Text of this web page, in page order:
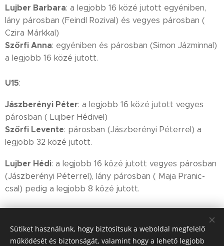
Lujber Barbara: a legjobb 16 közé jutott egyéniben,
lány párosban (Feindl Rozival) és vegyes párosban (
Czira Márkkal)
Szőrfi Anna: egyéniben és párosban (Simon Jázminnal)
a legjobb 16 közé jutott.
U15:
Jászberényi Péter: a legjobb 16 közé jutott vegyes
párosban ( Lujber Hédivel)
Szőrfi Levente: párosban (Jászberényi Péterrel) a
legjobb 32 közé jutott.
Lujber Hédi: a legjobb 16 közé jutott vegyes párosban
(Jászberényi Péterrel), lány párosban ( Maja Pranic-
csal) pedig a legjobb 8 közé jutott.
Gratulálunk mindekinek:)
Sütiket használunk, hogy biztosítsuk a weboldal megfelelő
működését és biztonságát, valamint hogy a lehető legjobb